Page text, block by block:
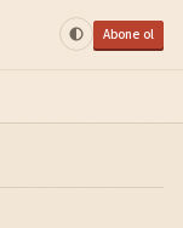
Abone ol